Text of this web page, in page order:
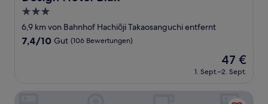
3.0-
Sterne-
Unterkunft
6,9 km von Bahnhof Hachiōji Takaosanguchi entfernt
7.4
Bewertungen)
7,4/10 Gut (106 Bewertungen)
Der
Preis
beträgt
47 €
1. Sept.–2. Sept.